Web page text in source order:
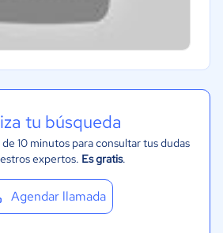
tu búsqueda
10 minutos para consultar tus dudas
expertos. Es gratis.
Agendar llamada